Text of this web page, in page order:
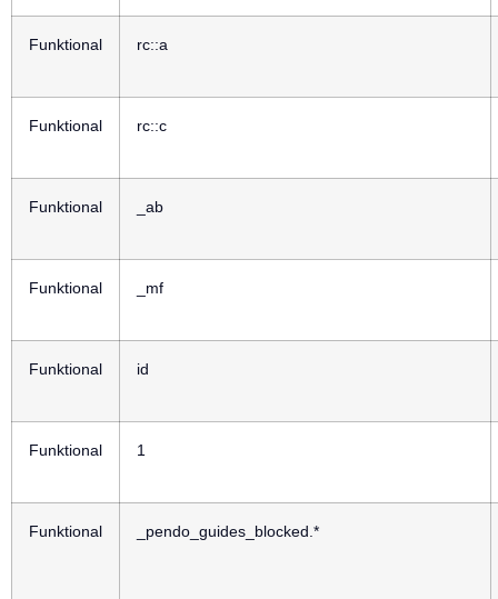
Funktional rc::a
Funktional rc::c
Funktional _ab
Funktional _mf
Funktional id
Funktional 1
Funktional _pendo_guides_blocked.*